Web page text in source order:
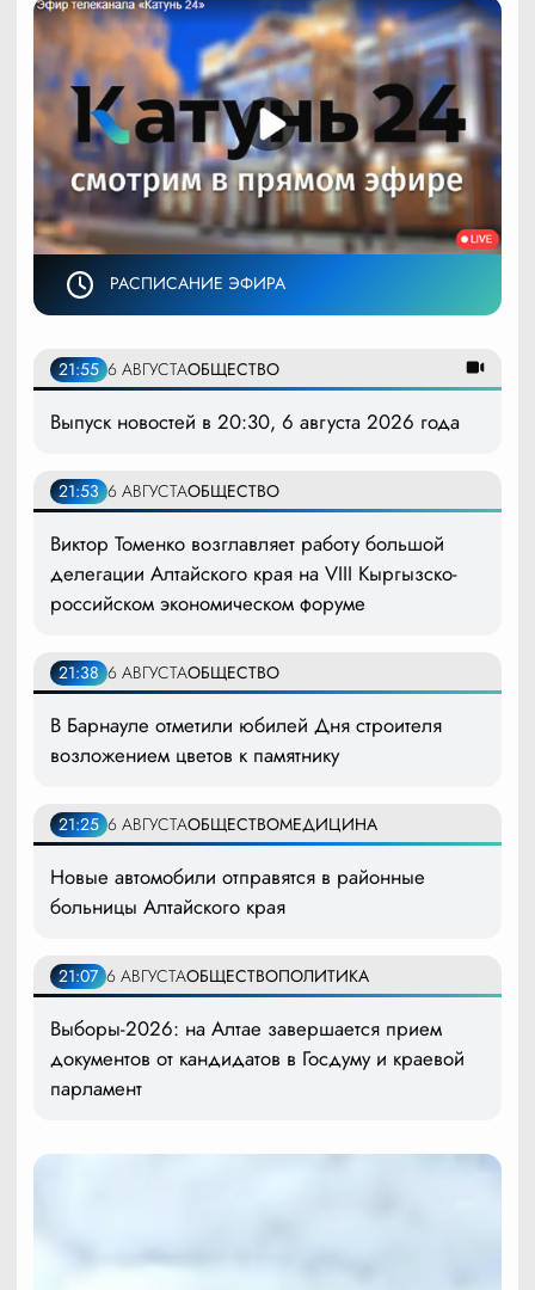
РАСПИСАНИЕ ЭФИРА
21:55 6 АВГУСТАОБЩЕСТВО
Выпуск новостей в 20:30, 6 августа 2026 года
21:53 6 АВГУСТАОБЩЕСТВО
Виктор Томенко возглавляет работу большой
делегации Алтайского края на VIII Кыргызско-
российском экономическом форуме
21:38 6 АВГУСТАОБЩЕСТВО
В Барнауле отметили юбилей Дня строителя
возложением цветов к памятнику
21:25 6 АВГУСТАОБЩЕСТВОМЕДИЦИНА
Новые автомобили отправятся в районные
больницы Алтайского края
21:07 6 АВГУСТАОБЩЕСТВОПОЛИТИКА
Выборы-2026: на Алтае завершается прием
документов от кандидатов в Госдуму и краевой
парламент